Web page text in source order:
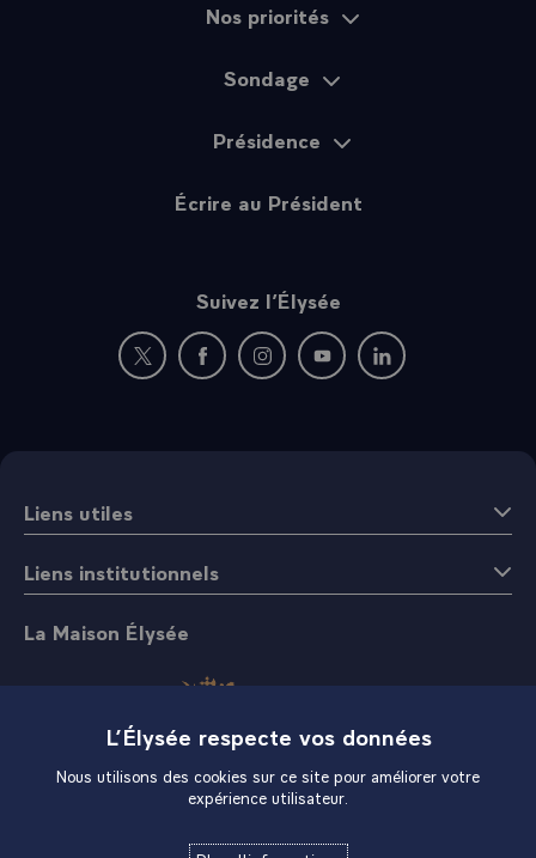
Nos priorités
Sondage
Présidence
Écrire au Président
Suivez l’Élysée
Nouvelle fenêtre : rejoignez-nous sur Twitter
Nouvelle fenêtre : rejoignez-nous sur
Nouvelle fenêtre : rejoignez-nous
Nouvelle fenêtre :
Nouvelle fenêtre :
Liens utiles
Liens institutionnels
La Maison Élysée
L’Élysée respecte vos données
Nous utilisons des cookies sur ce site pour améliorer votre
expérience utilisateur.